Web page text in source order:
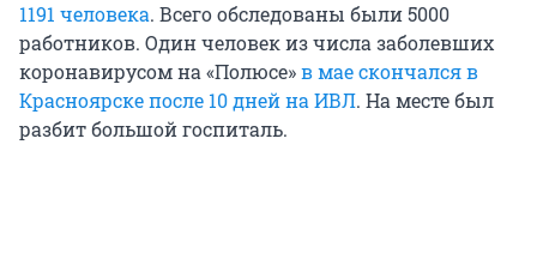
1191 человека. Всего обследованы были 5000
работников. Один человек из числа заболевших
коронавирусом на «Полюсе»в мае скончался в
Красноярске после 10 дней на ИВЛ. На месте был
разбит большой госпиталь.